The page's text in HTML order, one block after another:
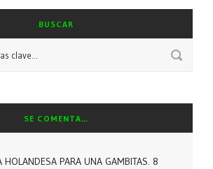
BUSCAR
SE COMENTA…
HOLANDESA PARA UNA GAMBITAS. 8